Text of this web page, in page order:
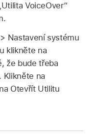
VoiceOver“
Nastavení systému
klikněte na
že bude třeba
Klikněte na
Otevřít Utilitu